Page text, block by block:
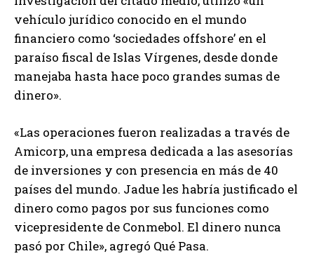
vehículo jurídico conocido en el mundo
financiero como ‘sociedades offshore’ en el
paraíso fiscal de Islas Vírgenes, desde donde
manejaba hasta hace poco grandes sumas de
dinero».
«Las operaciones fueron realizadas a través de
Amicorp, una empresa dedicada a las asesorías
de inversiones y con presencia en más de 40
países del mundo. Jadue les habría justificado el
dinero como pagos por sus funciones como
vicepresidente de Conmebol. El dinero nunca
pasó por Chile», agregó Qué Pasa.